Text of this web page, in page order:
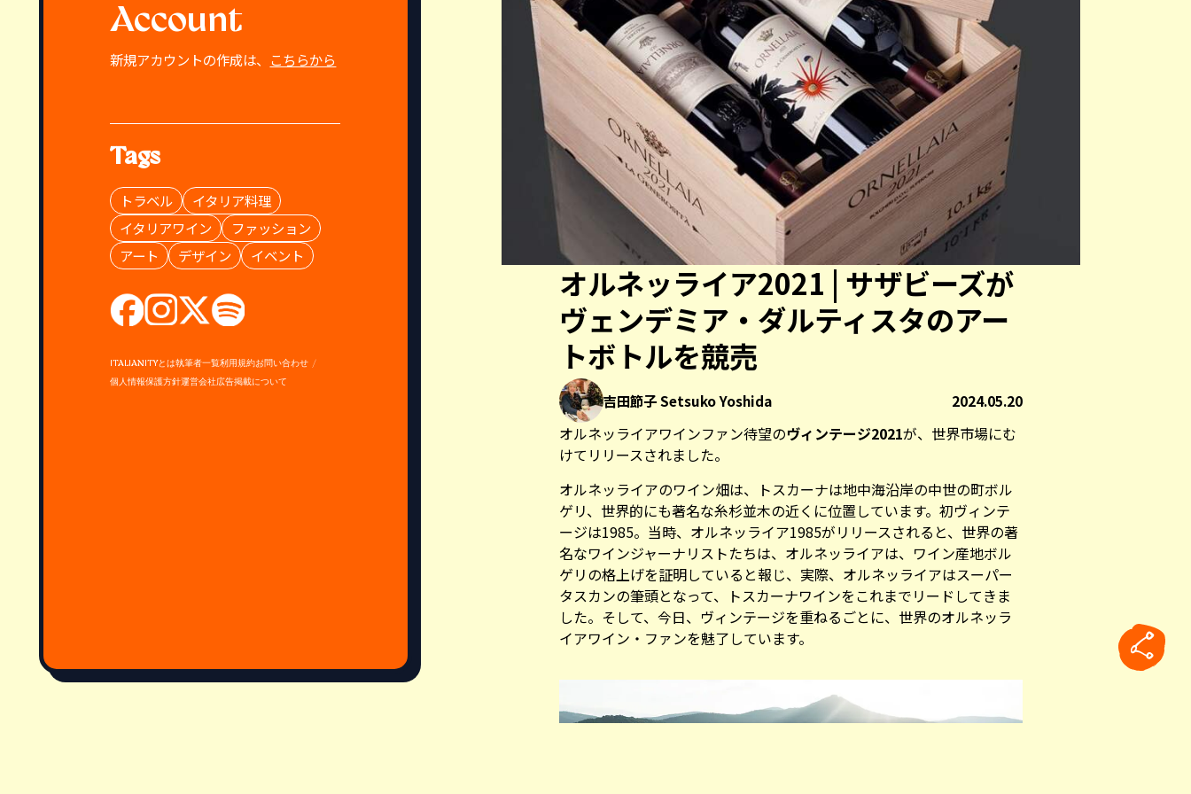
Account
新規アカウントの作成は、 こちらから
Tags
トラベル
イタリア料理
イタリアワイン
ファッション
アート
デザイン イベント
ITALIANITYとは執筆者一覧利用規約お問い合わせ
個人情報保護方針運営会社広告掲載について
オルネッライア2021 | サザビーズが
ヴェンデミア・ダルティスタのアー
トボトルを競売
吉田節子 Setsuko Yoshida 2024.05.20
オルネッライアワインファン待望のヴィンテージ2021が、世界市場にむ
けてリリースされました。
オルネッライアのワイン畑は、トスカーナは地中海沿岸の中世の町ボル
ゲリ、世界的にも著名な糸杉並木の近くに位置しています。初ヴィンテ
ージは1985。当時、オルネッライア1985がリリースされると、世界の著
名なワインジャーナリストたちは、オルネッライアは、ワイン産地ボル
ゲリの格上げを証明していると報じ、実際、オルネッライアはスーパー
タスカンの筆頭となって、トスカーナワインをこれまでリードしてきま
した。そして、今日、ヴィンテージを重ねるごとに、世界のオルネッラ
イアワイン・ファンを魅了しています。